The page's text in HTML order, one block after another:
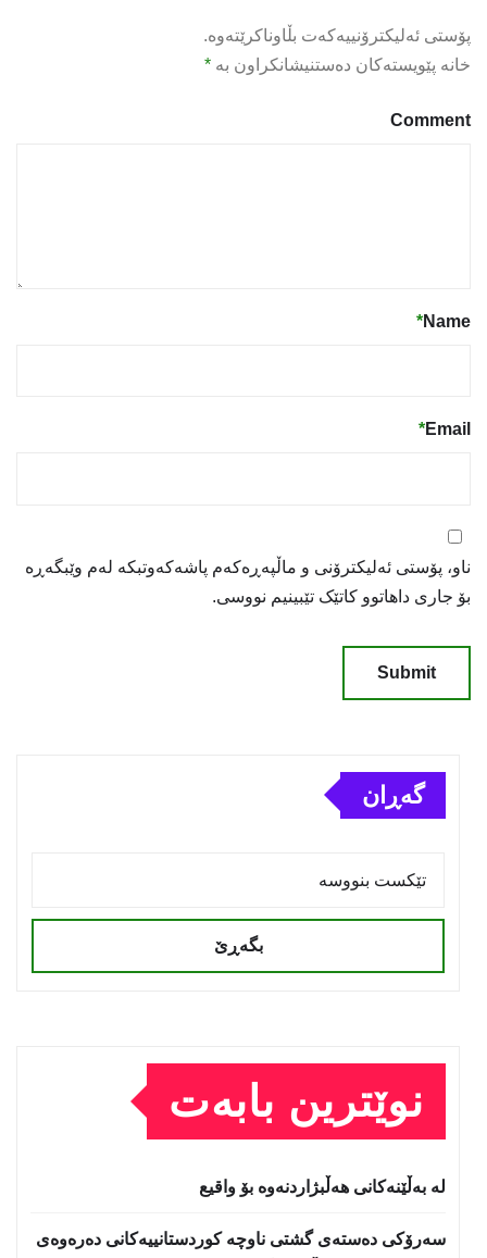
پۆستی ئەلیکترۆنییەکەت بڵاوناکرێتەوە.
خانە پێویستەکان دەستنیشانکراون بە *
Comment
Name
*
Email
*
ناو، پۆستی ئەلیکترۆنی و ماڵپەڕەکەم پاشەکەوتبکە لەم وێبگەڕە
بۆ جاری داهاتوو کاتێک تێبینیم نووسی.
گەڕان
بگەڕێ
نوێترین بابەت
لە بەڵێنەکانی هەڵبژاردنەوە بۆ واقیع
سه‌رۆكی دەستەی گشتی ناوچە كوردستانییەكانی دەرەوەی